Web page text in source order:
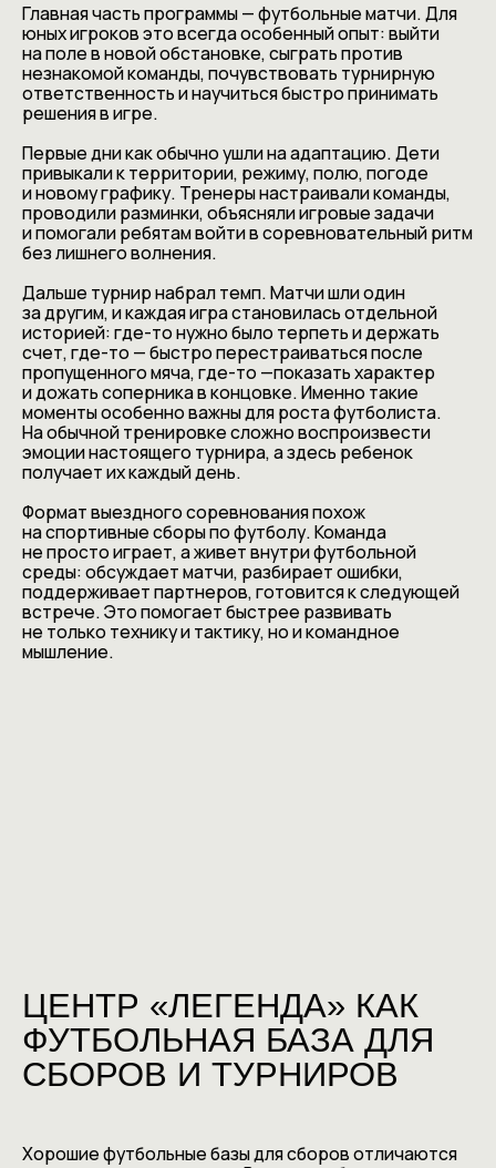
Главная часть программы — футбольные матчи. Для
юных игроков это всегда особенный опыт: выйти
на поле в новой обстановке, сыграть против
незнакомой команды, почувствовать турнирную
ответственность и научиться быстро принимать
решения в игре.
Первые дни как обычно ушли на адаптацию. Дети
привыкали к территории, режиму, полю, погоде
и новому графику. Тренеры настраивали команды,
проводили разминки, объясняли игровые задачи
и помогали ребятам войти в соревновательный ритм
без лишнего волнения.
Дальше турнир набрал темп. Матчи шли один
за другим, и каждая игра становилась отдельной
историей: где-то нужно было терпеть и держать
счет, где-то — быстро перестраиваться после
пропущенного мяча, где-то —показать характер
и дожать соперника в концовке. Именно такие
моменты особенно важны для роста футболиста.
На обычной тренировке сложно воспроизвести
эмоции настоящего турнира, а здесь ребенок
получает их каждый день.
Формат выездного соревнования похож
на спортивные сборы по футболу. Команда
не просто играет, а живет внутри футбольной
среды: обсуждает матчи, разбирает ошибки,
поддерживает партнеров, готовится к следующей
встрече. Это помогает быстрее развивать
не только технику и тактику, но и командное
мышление.
ЦЕНТР «ЛЕГЕНДА» КАК
ФУТБОЛЬНАЯ БАЗА ДЛЯ
СБОРОВ И ТУРНИРОВ
Хорошие футбольные базы для сборов отличаются